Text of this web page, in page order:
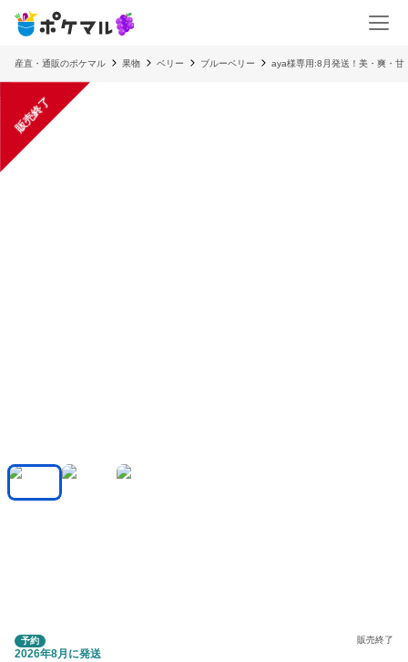
産直・通販のポケマル 果物 ベリー ブルーベリー aya様専用:8月発送！美・爽・甘
販売終了
予約 販売終了
2026年8月に発送